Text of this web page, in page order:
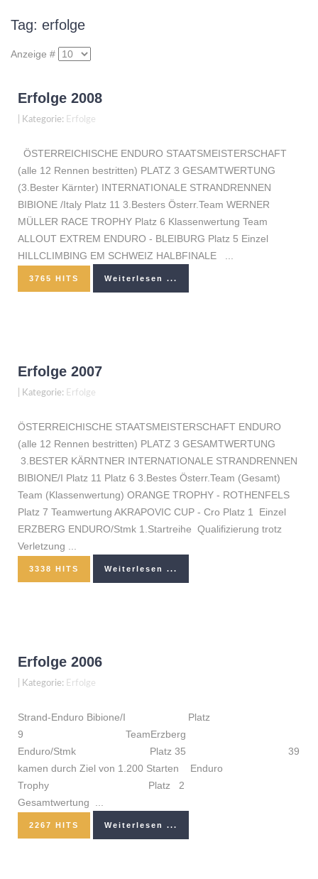
Tag: erfolge
Anzeige #
Erfolge 2008
Kategorie: Erfolge
ÖSTERREICHISCHE ENDURO STAATSMEISTERSCHAFT
(alle 12 Rennen bestritten) PLATZ 3 GESAMTWERTUNG
(3.Bester Kärnter) INTERNATIONALE STRANDRENNEN
BIBIONE /Italy Platz 11 3.Besters Österr.Team WERNER
MÜLLER RACE TROPHY Platz 6 Klassenwertung Team
ALLOUT EXTREM ENDURO - BLEIBURG Platz 5 Einzel
HILLCLIMBING EM SCHWEIZ HALBFINALE ...
3765 HITS Weiterlesen ...
Erfolge 2007
Kategorie: Erfolge
ÖSTERREICHISCHE STAATSMEISTERSCHAFT ENDURO
(alle 12 Rennen bestritten) PLATZ 3 GESAMTWERTUNG
3.BESTER KÄRNTNER INTERNATIONALE STRANDRENNEN
BIBIONE/I Platz 11 Platz 6 3.Bestes Österr.Team (Gesamt)
Team (Klassenwertung) ORANGE TROPHY - ROTHENFELS
Platz 7 Teamwertung AKRAPOVIC CUP - Cro Platz 1 Einzel
ERZBERG ENDURO/Stmk 1.Startreihe Qualifizierung trotz
Verletzung ...
3338 HITS Weiterlesen ...
Erfolge 2006
Kategorie: Erfolge
Strand-Enduro Bibione/I Platz
9 TeamErzberg
Enduro/Stmk Platz 35 39
kamen durch Ziel von 1.200 Starten Enduro
Trophy Platz 2
Gesamtwertung ...
2267 HITS Weiterlesen ...